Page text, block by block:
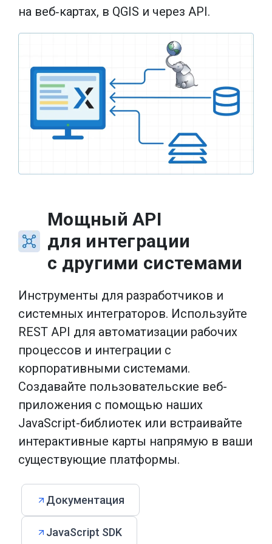
на веб‑картах, в QGIS и через API.
Мощный API
для интеграции
с другими системами
Инструменты для разработчиков и
системных интеграторов. Используйте
REST API для автоматизации рабочих
процессов и интеграции с
корпоративными системами.
Создавайте пользовательские веб-
приложения с помощью наших
JavaScript-библиотек или встраивайте
интерактивные карты напрямую в ваши
существующие платформы.
Документация
JavaScript SDK